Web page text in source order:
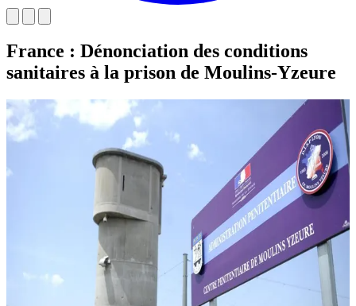
France : Dénonciation des conditions
sanitaires à la prison de Moulins-Yzeure